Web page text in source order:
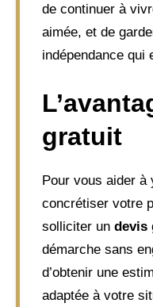
de continuer à
aimée, et de
indépendance qui
gratuit
Pour vous aider
concrétiser votre
solliciter un devis
démarche sans
d’obtenir une
adaptée à votre